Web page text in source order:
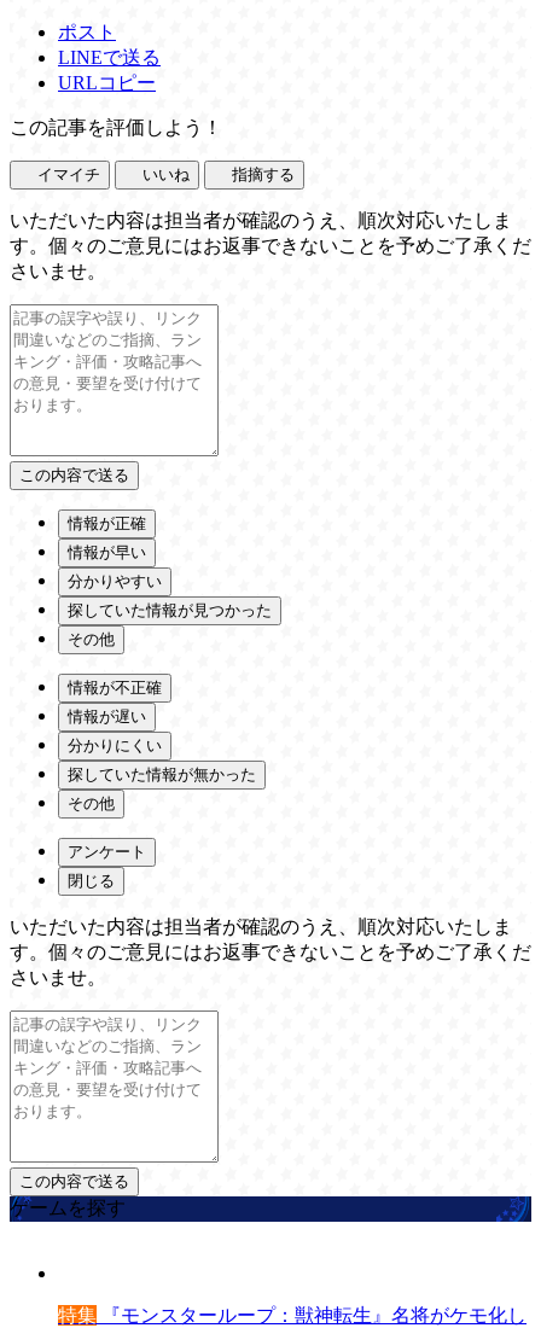
ポスト
LINEで送る
URLコピー
この記事を評価しよう！
イマイチ いいね 指摘する
いただいた内容は担当者が確認のうえ、順次対応いたしま
す。個々のご意見にはお返事できないことを予めご了承くだ
さいませ。
情報が正確
情報が早い
分かりやすい
探していた情報が見つかった
その他
情報が不正確
情報が遅い
分かりにくい
探していた情報が無かった
その他
アンケート
閉じる
いただいた内容は担当者が確認のうえ、順次対応いたしま
す。個々のご意見にはお返事できないことを予めご了承くだ
さいませ。
ゲームを探す
特集 『モンスターループ：獣神転生』名将がケモ化し